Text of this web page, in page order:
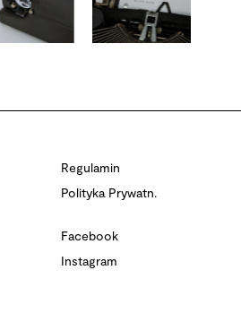
Regulamin
Polityka Prywatn.
Facebook
Instagram